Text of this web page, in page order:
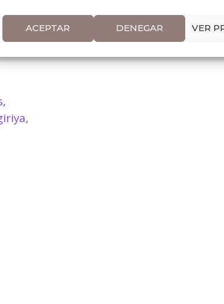
ACEPTAR DENEGAR VER
,
,